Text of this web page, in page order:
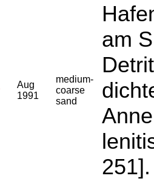
Aug
1991
medium-
coarse
sand
am
251].